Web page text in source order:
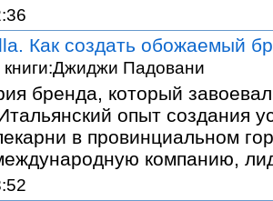
Как создать обожаемый
книги:Джиджи Падовани
бренда, который
опыт создания
в провинциальном
компанию,